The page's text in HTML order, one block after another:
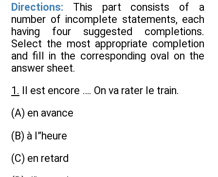
Directions: This part consists of a
number of incomplete statements, each
having four suggested completions.
Select the most appropriate completion
and fill in the corresponding oval on the
answer sheet.
1. Il est encore …. On va rater le train.
(A) en avance
(B) à l”heure
(C) en retard